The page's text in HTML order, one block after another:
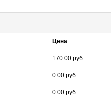
Цена
170.00 руб.
0.00 руб.
0.00 руб.